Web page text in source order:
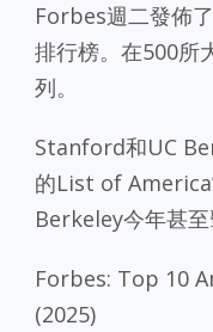
Forbes週二發佈
排行榜。在500所
列。
Stanford和UC
的List of
Berkeley今年甚至
Forbes: Top 10
(2025)